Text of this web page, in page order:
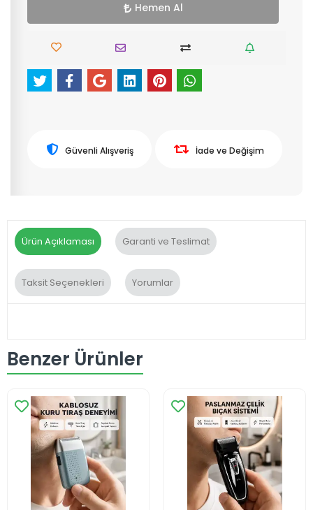
Hemen Al
Güvenli Alışveriş İade ve Değişim
Ürün Açıklaması Garanti ve Teslimat
Taksit Seçenekleri Yorumlar
Benzer Ürünler